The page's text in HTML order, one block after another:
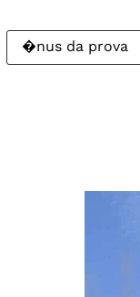
�nus da prova